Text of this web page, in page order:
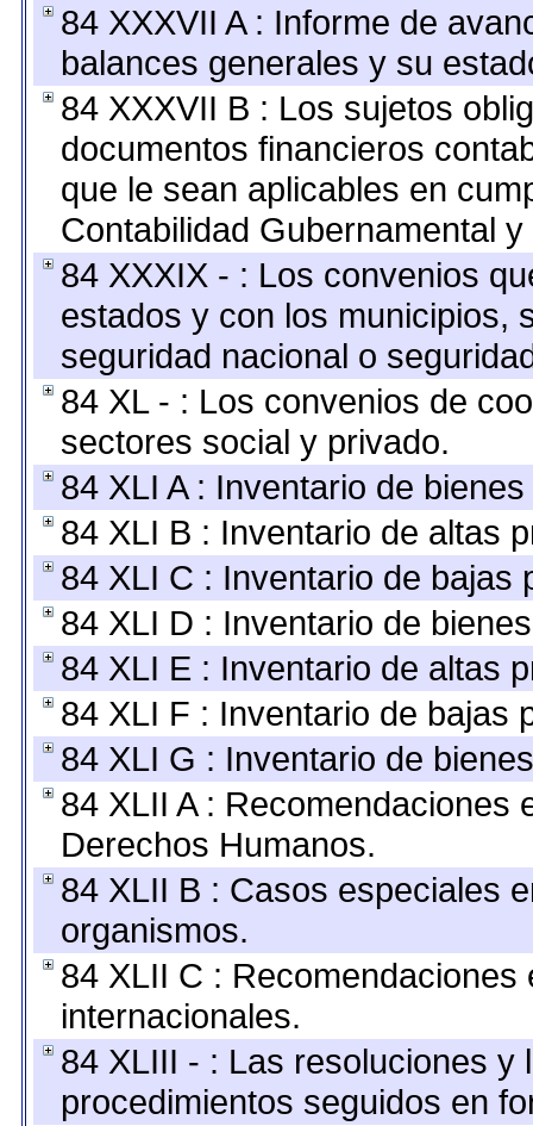
84 XXXVII A : Informe de
balances generales y su
84 XXXVII B : Los sujetos
documentos financieros
que le sean aplicables en
Contabilidad Gubernamental
84 XXXIX - : Los convenios
estados y con los municipios,
seguridad nacional o
84 XL - : Los convenios de
sectores social y privado.
84 XLI A : Inventario de
84 XLI B : Inventario de altas
84 XLI C : Inventario de bajas
84 XLI D : Inventario de
84 XLI E : Inventario de altas
84 XLI F : Inventario de bajas
84 XLI G : Inventario de
84 XLII A : Recomendaciones
Derechos Humanos.
84 XLII B : Casos especiales
organismos.
84 XLII C :
internacionales.
84 XLIII - : Las resoluciones
procedimientos seguidos en